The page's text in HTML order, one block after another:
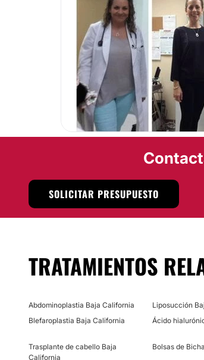
Tijuana Bariatricscuenta con expertos
para la pérdida de peso, el
Dr. Luis
Martín Orduñoquienes cuentan con
brindando resultados
segurosy eficaces
especialistas conforma el equipo de
un grupo de especialistas fielmente
una atención sanitaria de primera
diagnóstico exhaustivo del paciente, para
caso, y a partir de allí, determinar las
ajusten a sus necesidades.
sus servicios a disposición en la ciudad de
No
BYPASS GÁSTRICO
SOLICITAR PRESUPUESTO
TRATAMIENTOS
Abdominoplastia Baja California Liposucción
Blefaroplastia Baja California
Ácido
Trasplante de cabello Baja
California
Bolsas de